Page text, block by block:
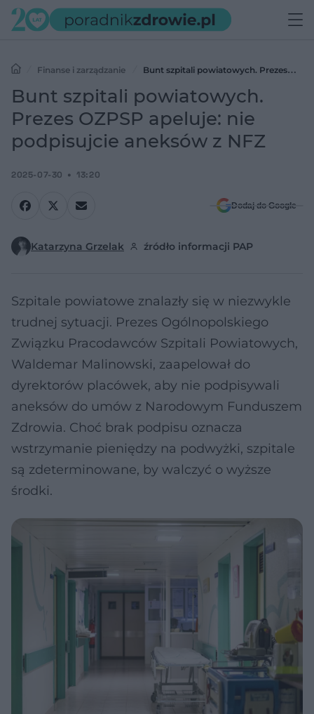
Finanse i zarządzanie
Bunt szpitali powiatowych. Prezes
OZPSP apeluje: nie podpisujcie aneksów z NFZ
Bunt szpitali powiatowych.
Prezes OZPSP apeluje: nie
podpisujcie aneksów z NFZ
2025-07-30 13:20
Dodaj do Google
Katarzyna Grzelak źródło informacji PAP
Szpitale powiatowe znalazły się w niezwykle
trudnej sytuacji. Prezes Ogólnopolskiego
Związku Pracodawców Szpitali Powiatowych,
Waldemar Malinowski, zaapelował do
dyrektorów placówek, aby nie podpisywali
aneksów do umów z Narodowym Funduszem
Zdrowia. Choć brak podpisu oznacza
wstrzymanie pieniędzy na podwyżki, szpitale
są zdeterminowane, by walczyć o wyższe
środki.